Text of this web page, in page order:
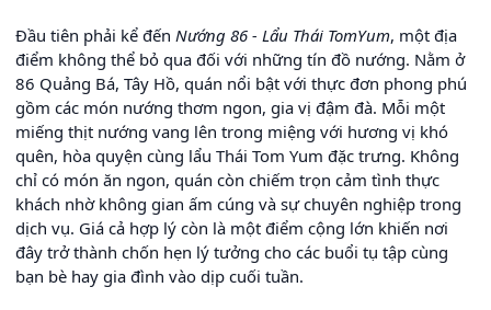
Đầu tiên phải kể đến Nướng 86 - Lẩu Thái TomYum, một địa
điểm không thể bỏ qua đối với những tín đồ nướng. Nằm ở
86 Quảng Bá, Tây Hồ, quán nổi bật với thực đơn phong phú
gồm các món nướng thơm ngon, gia vị đậm đà. Mỗi một
miếng thịt nướng vang lên trong miệng với hương vị khó
quên, hòa quyện cùng lẩu Thái Tom Yum đặc trưng. Không
chỉ có món ăn ngon, quán còn chiếm trọn cảm tình thực
khách nhờ không gian ấm cúng và sự chuyên nghiệp trong
dịch vụ. Giá cả hợp lý còn là một điểm cộng lớn khiến nơi
đây trở thành chốn hẹn lý tưởng cho các buổi tụ tập cùng
bạn bè hay gia đình vào dịp cuối tuần.